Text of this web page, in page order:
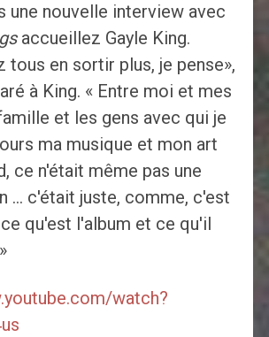
une nouvelle interview avec
accueillez Gayle King.
tous en sortir plus, je pense»,
à King. « Entre moi et mes
et les gens avec qui je
ma musique et mon art
ce n'était même pas une
… c'était juste, comme, c'est
qu'est l'album et ce qu'il
watch?